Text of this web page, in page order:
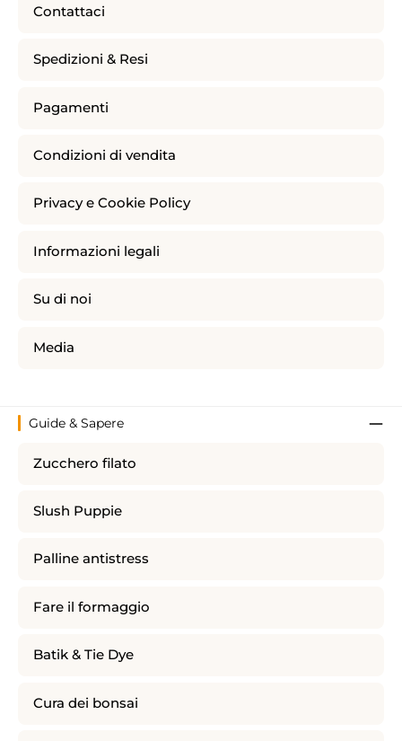
Contattaci
Spedizioni & Resi
Pagamenti
Condizioni di vendita
Privacy e Cookie Policy
Informazioni legali
Su di noi
Media
Guide & Sapere
Zucchero filato
Slush Puppie
Palline antistress
Fare il formaggio
Batik & Tie Dye
Cura dei bonsai